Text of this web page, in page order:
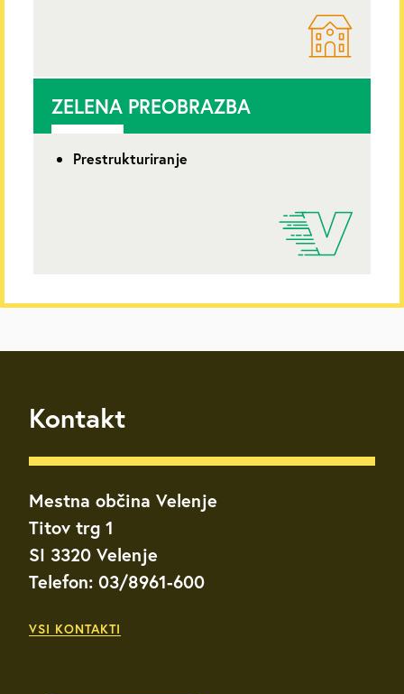
ZELENA PREOBRAZBA
Prestrukturiranje
Kontakt
Mestna občina Velenje
Titov trg 1
SI 3320 Velenje
Telefon: 03/8961-600
VSI KONTAKTI